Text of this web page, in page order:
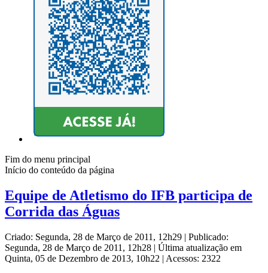
Fim do menu principal
Início do conteúdo da página
Equipe de Atletismo do IFB participa de
Corrida das Águas
Criado: Segunda, 28 de Março de 2011, 12h29 | Publicado:
Segunda, 28 de Março de 2011, 12h28 | Última atualização em
Quinta, 05 de Dezembro de 2013, 10h22 | Acessos: 2322